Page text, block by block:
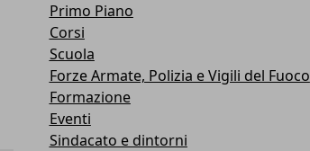
Primo Piano
Corsi
Scuola
Forze Armate, Polizia e Vigili del Fuoco
Formazione
Eventi
Sindacato e dintorni